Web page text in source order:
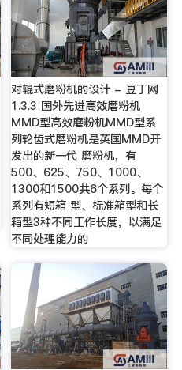
对辊式磨粉机的设计 - 豆丁网
1.3.3 国外先进高效磨粉机
MMD型高效磨粉机MMD型系
列轮齿式磨粉机是英国MMD开
发出的新一代 磨粉机，有
500、625、750、1000、
1300和1500共6个系列。每个
系列有短箱 型、标准箱型和长
箱型3种不同工作长度，以满足
不同处理能力的